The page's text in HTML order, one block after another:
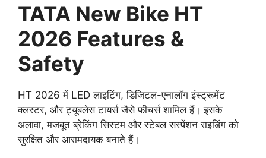
TATA New Bike HT
2026 Features &
Safety
HT 2026 में LED लाइटिंग, डिजिटल-एनालॉग इंस्ट्रूमेंट
क्लस्टर, और ट्यूबलेस टायर्स जैसे फीचर्स शामिल हैं। इसके
अलावा, मजबूत ब्रेकिंग सिस्टम और स्टेबल सस्पेंशन राइडिंग को
सुरक्षित और आरामदायक बनाते हैं।